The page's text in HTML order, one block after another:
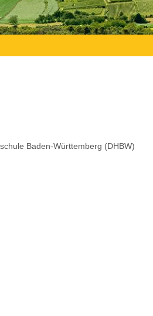
Baden-Württemberg (DHBW)